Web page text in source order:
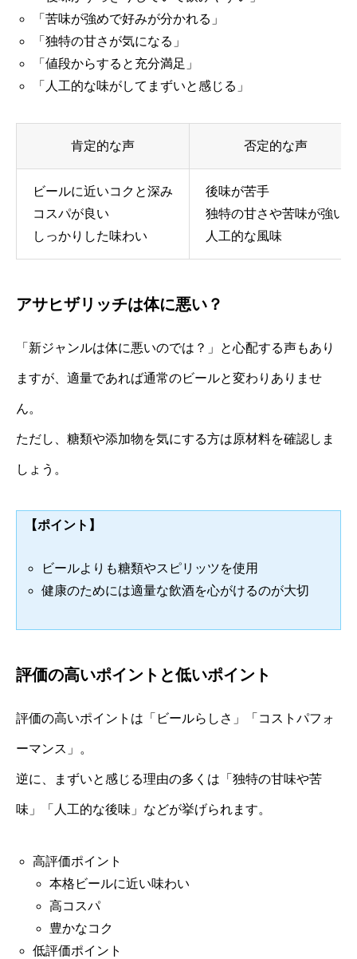
「苦味が強めで好みが分かれる」
「独特の甘さが気になる」
「値段からすると充分満足」
「人工的な味がしてまずいと感じる」
肯定的な声 否定的な声
ビールに近いコクと深み
コスパが良い
しっかりした味わい
後味が苦手
独特の甘さや苦味が強い
人工的な風味
アサヒザリッチは体に悪い？
「新ジャンルは体に悪いのでは？」と心配する声もあり
ますが、適量であれば通常のビールと変わりありませ
ん。
ただし、糖類や添加物を気にする方は原材料を確認しま
しょう。
【ポイント】
ビールよりも糖類やスピリッツを使用
健康のためには適量な飲酒を心がけるのが大切
評価の高いポイントと低いポイント
評価の高いポイントは「ビールらしさ」「コストパフォ
ーマンス」。
逆に、まずいと感じる理由の多くは「独特の甘味や苦
味」「人工的な後味」などが挙げられます。
高評価ポイント
本格ビールに近い味わい
高コスパ
豊かなコク
低評価ポイント